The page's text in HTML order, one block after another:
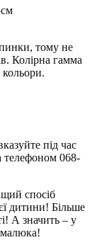
тому не
Колірна гамма
під час
телефоном 068-
спосіб
дитини! Більше
А значить – у
малюка!